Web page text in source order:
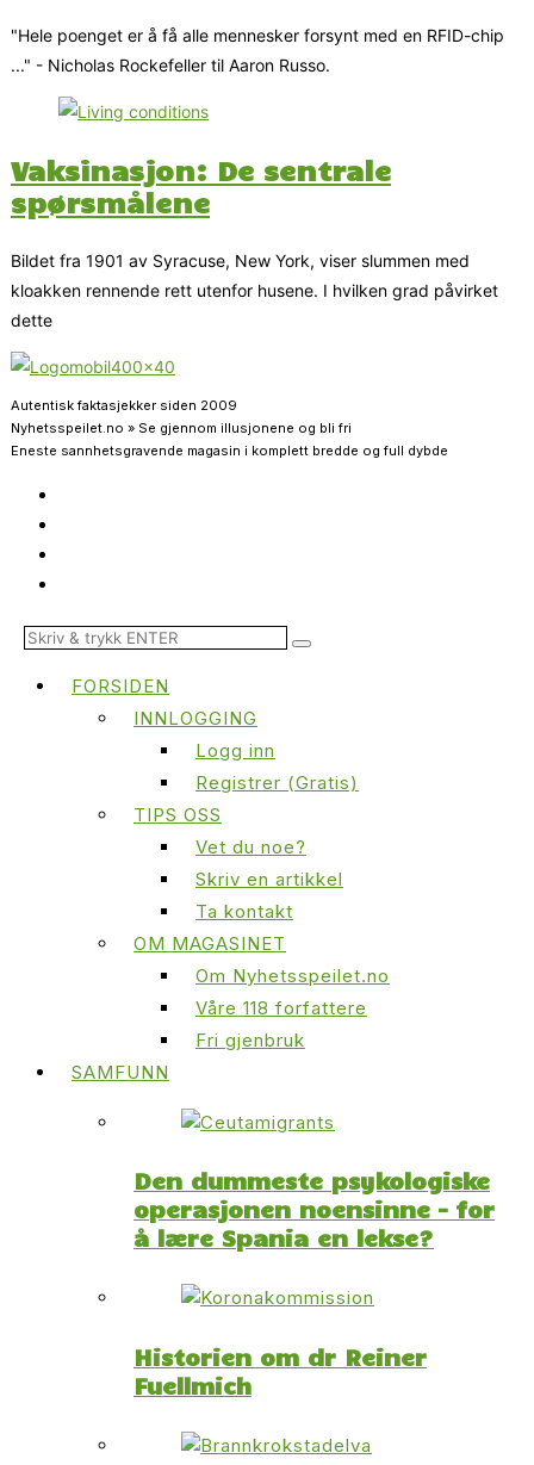
"Hele poenget er å få alle mennesker forsynt med en RFID-chip
..." - Nicholas Rockefeller til Aaron Russo.
Vaksinasjon: De sentrale
spørsmålene
Bildet fra 1901 av Syracuse, New York, viser slummen med
kloakken rennende rett utenfor husene. I hvilken grad påvirket
dette
Autentisk faktasjekker siden 2009
Nyhetsspeilet.no » Se gjennom illusjonene og bli fri
Eneste sannhetsgravende magasin i komplett bredde og full dybde
FORSIDEN
INNLOGGING
Logg inn
Registrer (Gratis)
TIPS OSS
Vet du noe?
Skriv en artikkel
Ta kontakt
OM MAGASINET
Om Nyhetsspeilet.no
Våre 118 forfattere
Fri gjenbruk
SAMFUNN
Den dummeste psykologiske
operasjonen noensinne – for
å lære Spania en lekse?
Historien om dr Reiner
Fuellmich